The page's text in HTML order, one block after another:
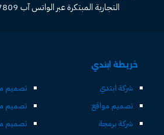
التجارية المبتكرة عبر الواتس آب 00966582577809
خريطة ابتدي
شركة ابتدي
تصميم مواقع
شركة برمجة
تصميم
تصميم
تصميم